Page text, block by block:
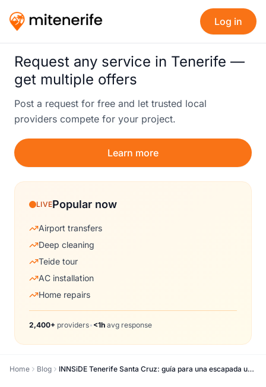
Log in
Request any service in Tenerife —
get multiple offers
Post a request for free and let trusted local
providers compete for your project.
Learn more
LIVEPopular now
Airport transfers
Deep cleaning
Teide tour
AC installation
Home repairs
2,400+ providers• <1h avg response
Home Blog INNSiDE Tenerife Santa Cruz: guía para una escapada urbana (parking real, ruta a pie, mejores habitaciones y consejos de azotea)